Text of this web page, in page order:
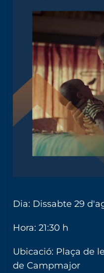
Dia: Dissabte 29
Hora: 21:30 h
Ubicació: Plaça de
de Campmajor